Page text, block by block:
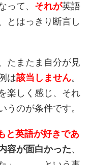
って、 それが英語
とはっきり断言し
たまたま自分が見
は該当しません。
楽しく感じ、それ
うのが条件です。
と英語が好きであ
容が面白かった、